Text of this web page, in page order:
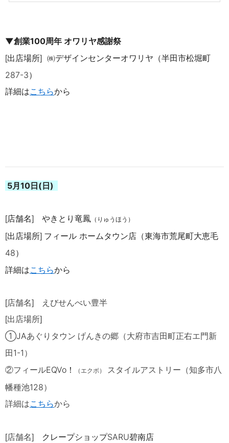
▼創業100周年 オワリヤ感謝祭
[出店場所] ㈱デザインセンターオワリヤ （半田市松堀町
287-3）
詳細はこちらから
5月10日(日)
[店舗名] やきとり竜鳳 （りゅうほう）
[出店場所] フィール ホームタウン店（東海市荒尾町大恵毛
48）
詳細はこちらから
[店舗名] えびせんべい豊半
[出店場所]
①JAあぐりタウン げんきの郷（大府市吉田町正右エ門新
田 1-1 ）
②フィールEQVo！ （エクボ）
スタイルアストリー（知多市八
幡種池128）
詳細はこち らから
[店舗名] クレープショップSARU碧南店